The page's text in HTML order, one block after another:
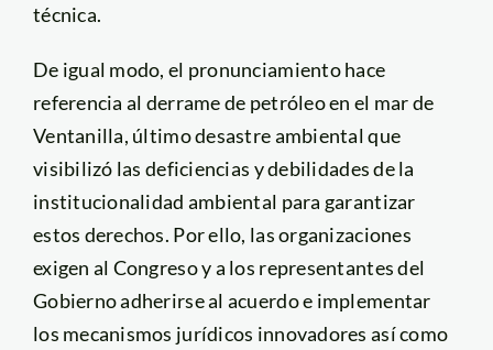
técnica.
De igual modo, el pronunciamiento hace
referencia al derrame de petróleo en el mar de
Ventanilla, último desastre ambiental que
visibilizó las deficiencias y debilidades de la
institucionalidad ambiental para garantizar
estos derechos. Por ello, las organizaciones
exigen al Congreso y a los representantes del
Gobierno adherirse al acuerdo e implementar
los mecanismos jurídicos innovadores así como